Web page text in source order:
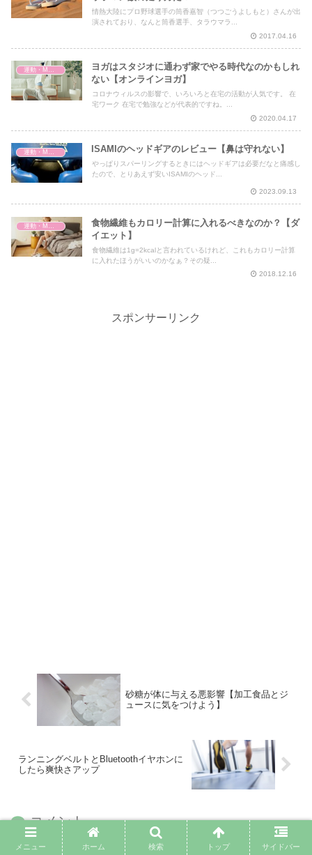
情熱大陸にプロ野球選手の筒香嘉智（つつごうよしもと）さんが出
演されており、なんと筒香選手、タラウマラ...
2017.04.16
運動・MMA・身体づくり
ヨガはスタジオに通わず家でやる時代なのかもしれ
ない【オンラインヨガ】
コロナウィルスの影響で、いろいろと在宅の活動が人気です。 在
宅ワーク 在宅で勉強などが代表的ですね。...
2020.04.17
運動・MMA・身体づくり ISAMIのヘッドギアのレビュー【鼻は守れない】
やっぱりスパーリングするときにはヘッドギアは必要だなと痛感し
たので、とりあえず安いISAMIのヘッド...
2023.09.13
運動・MMA・身体づくり
食物繊維もカロリー計算に入れるべきなのか？【ダ
イエット】
食物繊維は1g=2kcalと言われているけれど、これもカロリー計算
に入れたほうがいいのかなぁ？その疑...
2018.12.16
スポンサーリンク
砂糖が体に与える悪影響【加工食品とジ
ュースに気をつけよう】
ランニングベルトとBluetoothイヤホンに
したら爽快さアップ
コメント
メニュー ホーム 検索 トップ サイドバー